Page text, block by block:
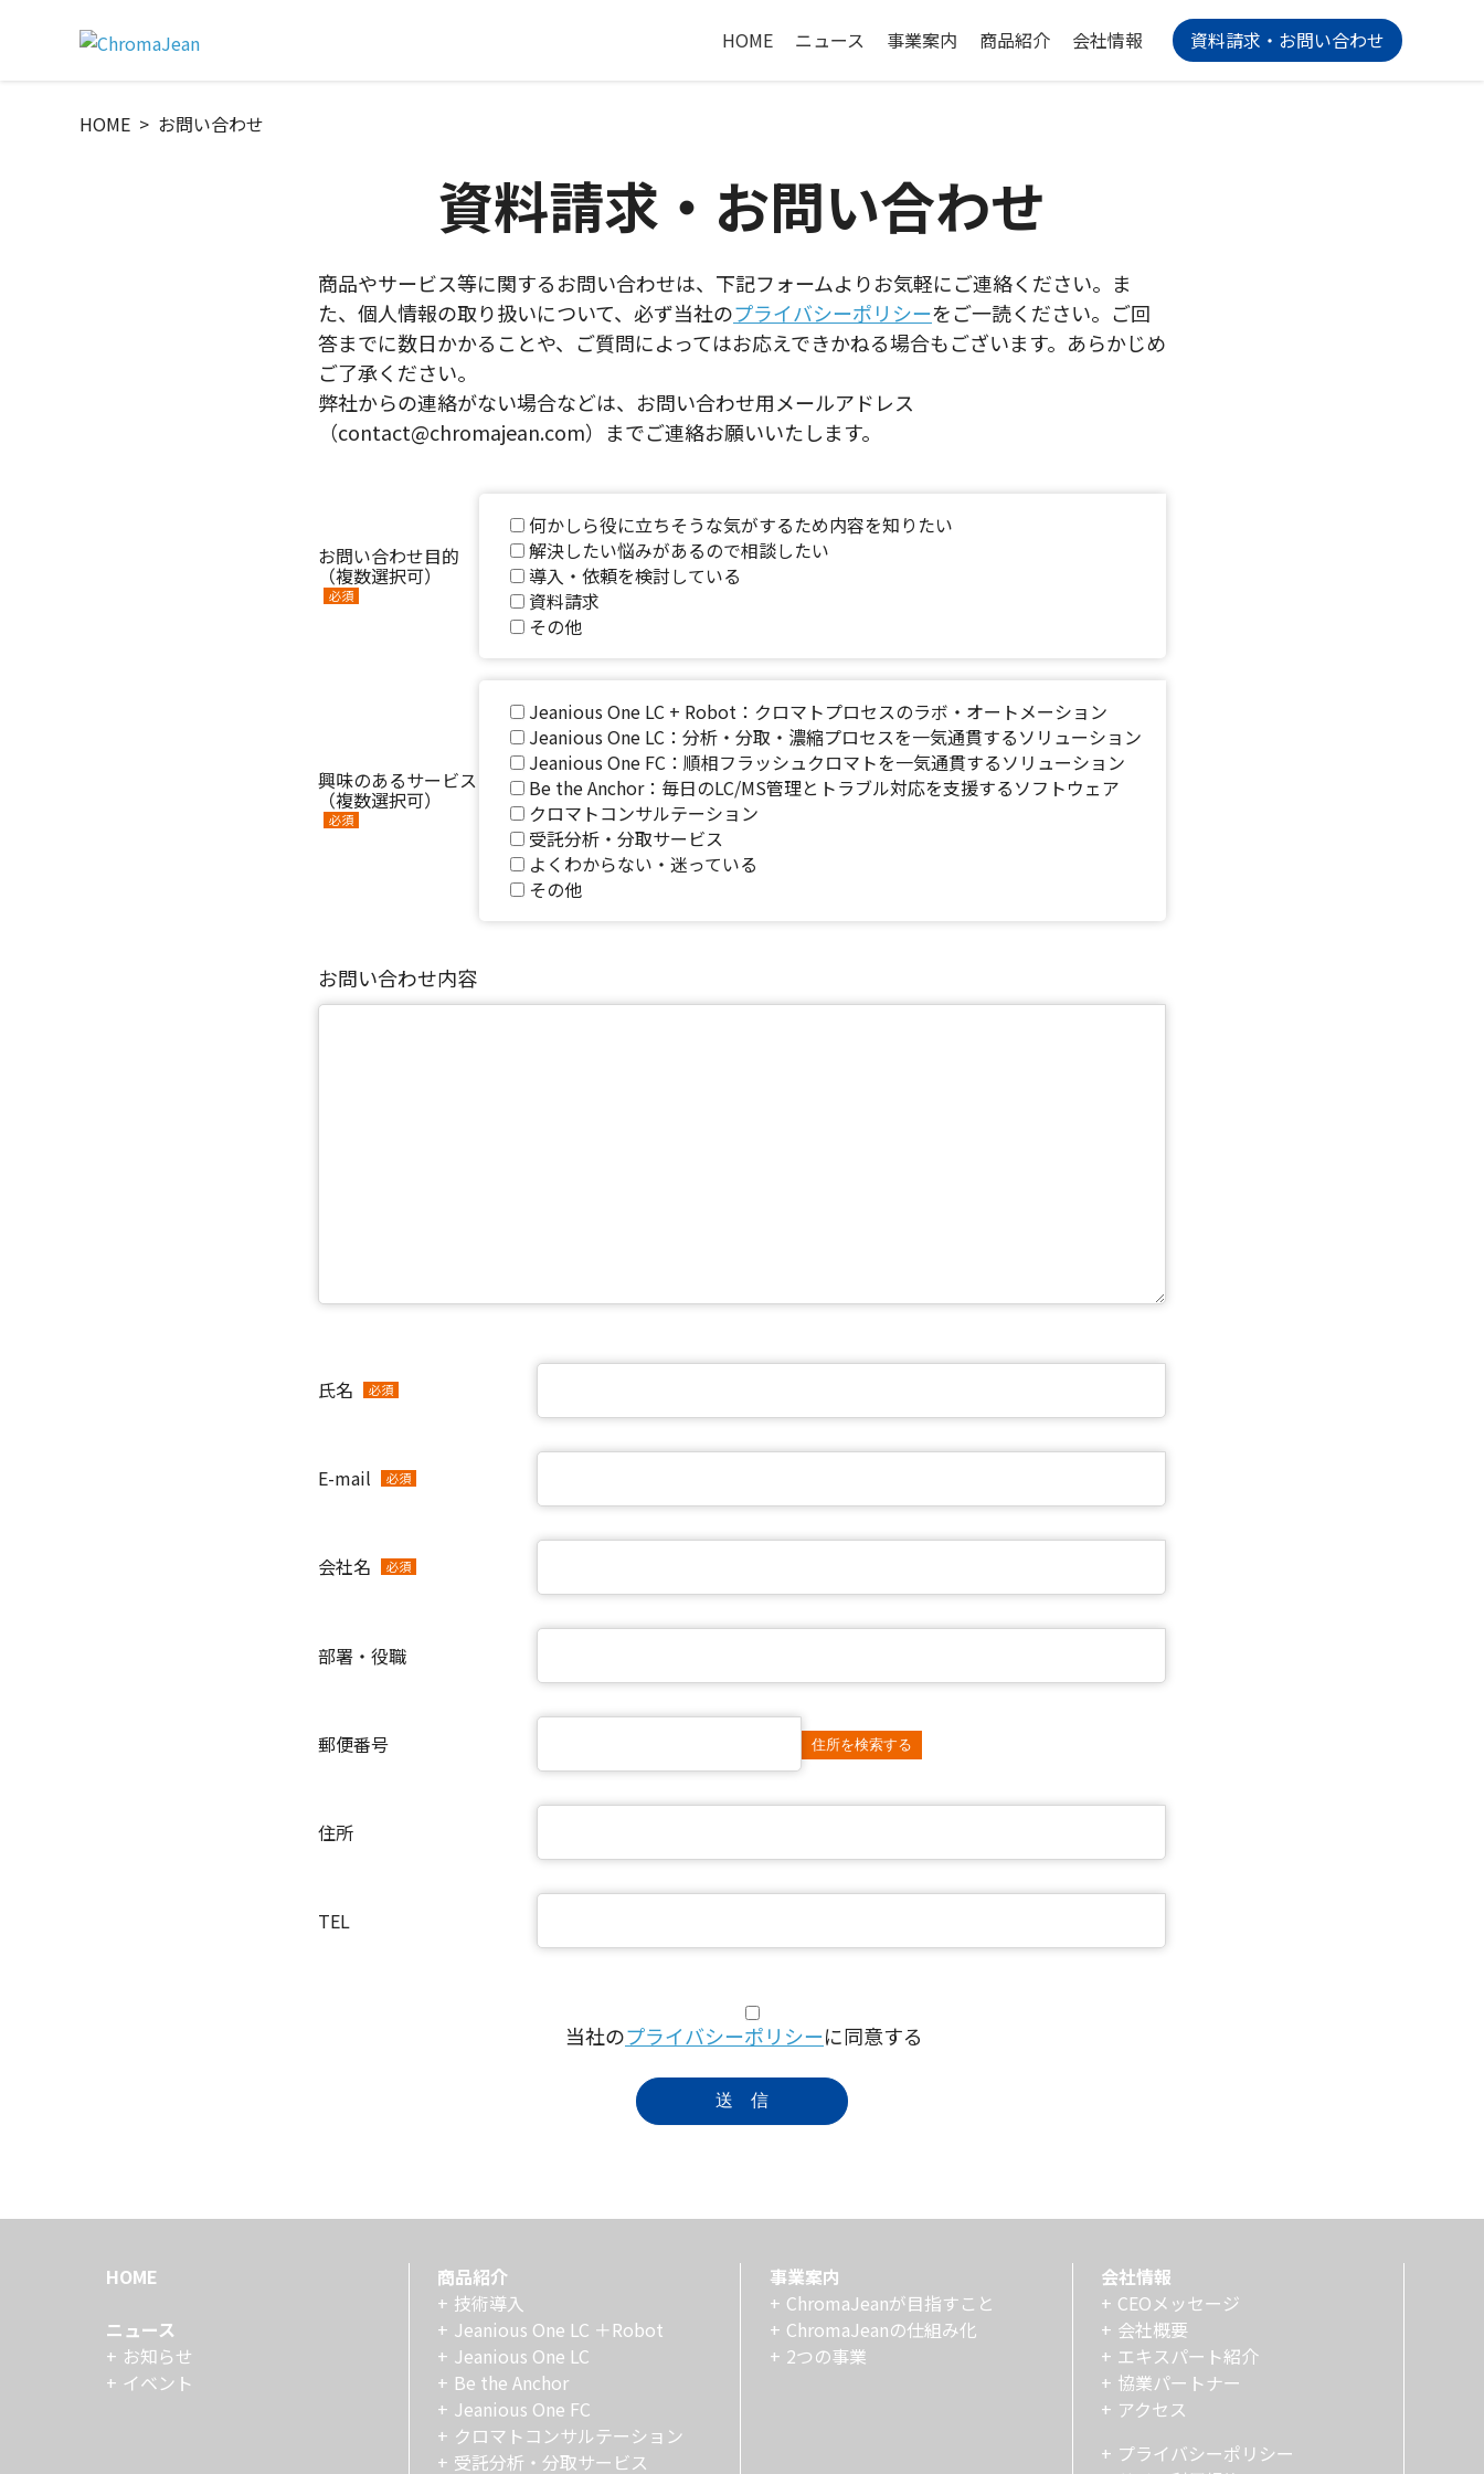
HOME ニュース 事業案内 商品紹介 会社情報 資料請求・お問い合わせ
HOME お問い合わせ
資料請求・お問い合わせ
商品やサービス等に関するお問い合わせは、下記フォームよりお気軽にご連絡ください。ま
た、個人情報の取り扱いについて、必ず当社のプライバシーポリシーをご一読ください。ご回
答までに数日かかることや、ご質問によってはお応えできかねる場合もございます。あらかじめ
ご了承ください。
弊社からの連絡がない場合などは、お問い合わせ用メールアドレス
（contact@chromajean.com）までご連絡お願いいたします。
お問い合わせ目的
（複数選択可）
必須
何かしら役に立ちそうな気がするため内容を知りたい
解決したい悩みがあるので相談したい
導入・依頼を検討している
資料請求
その他
興味のあるサービス
（複数選択可）
必須
Jeanious One LC + Robot：クロマトプロセスのラボ・オートメーション
Jeanious One LC：分析・分取・濃縮プロセスを一気通貫するソリューション
Jeanious One FC：順相フラッシュクロマトを一気通貫するソリューション
Be the Anchor：毎日のLC/MS管理とトラブル対応を支援するソフトウェア
クロマトコンサルテーション
受託分析・分取サービス
よくわからない・迷っている
その他
お問い合わせ内容
氏名 必須
E-mail 必須
会社名 必須
部署・役職
郵便番号 住所を検索する
住所
TEL
当社のプライバシーポリシーに同意する
HOME
ニュース
お知らせ
イベント
商品紹介
技術導入
Jeanious One LC ＋Robot
Jeanious One LC
Be the Anchor
Jeanious One FC
クロマトコンサルテーション
受託分析・分取サービス
事業案内
ChromaJeanが目指すこと
ChromaJeanの仕組み化
2つの事業
会社情報
CEOメッセージ
会社概要
エキスパート紹介
協業パートナー
アクセス
プライバシーポリシー